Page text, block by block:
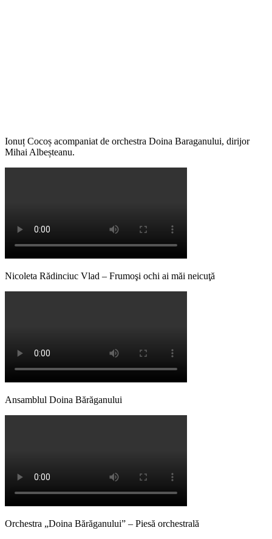
Ionuț Cocoș acompaniat de orchestra Doina Baraganului, dirijor
Mihai Albeșteanu.
Nicoleta Rădinciuc Vlad – Frumoşi ochi ai măi neicuţă
Ansamblul Doina Bărăganului
Orchestra „Doina Bărăganului” – Piesă orchestrală